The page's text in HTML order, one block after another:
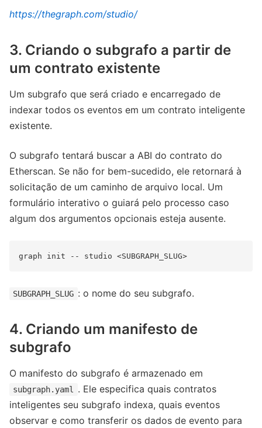
https://thegraph.com/studio/
3. Criando o subgrafo a partir de
um contrato existente
Um subgrafo que será criado e encarregado de
indexar todos os eventos em um contrato inteligente
existente.
O subgrafo tentará buscar a ABI do contrato do
Etherscan. Se não for bem-sucedido, ele retornará à
solicitação de um caminho de arquivo local. Um
formulário interativo o guiará pelo processo caso
algum dos argumentos opcionais esteja ausente.
SUBGRAPH_SLUG : o nome do seu subgrafo.
4. Criando um manifesto de
subgrafo
O manifesto do subgrafo é armazenado em
subgraph.yaml
. Ele especifica quais contratos
inteligentes seu subgrafo indexa, quais eventos
observar e como transferir os dados de evento para